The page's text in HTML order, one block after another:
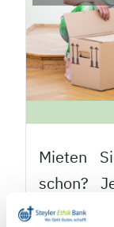
Mieten
schon?